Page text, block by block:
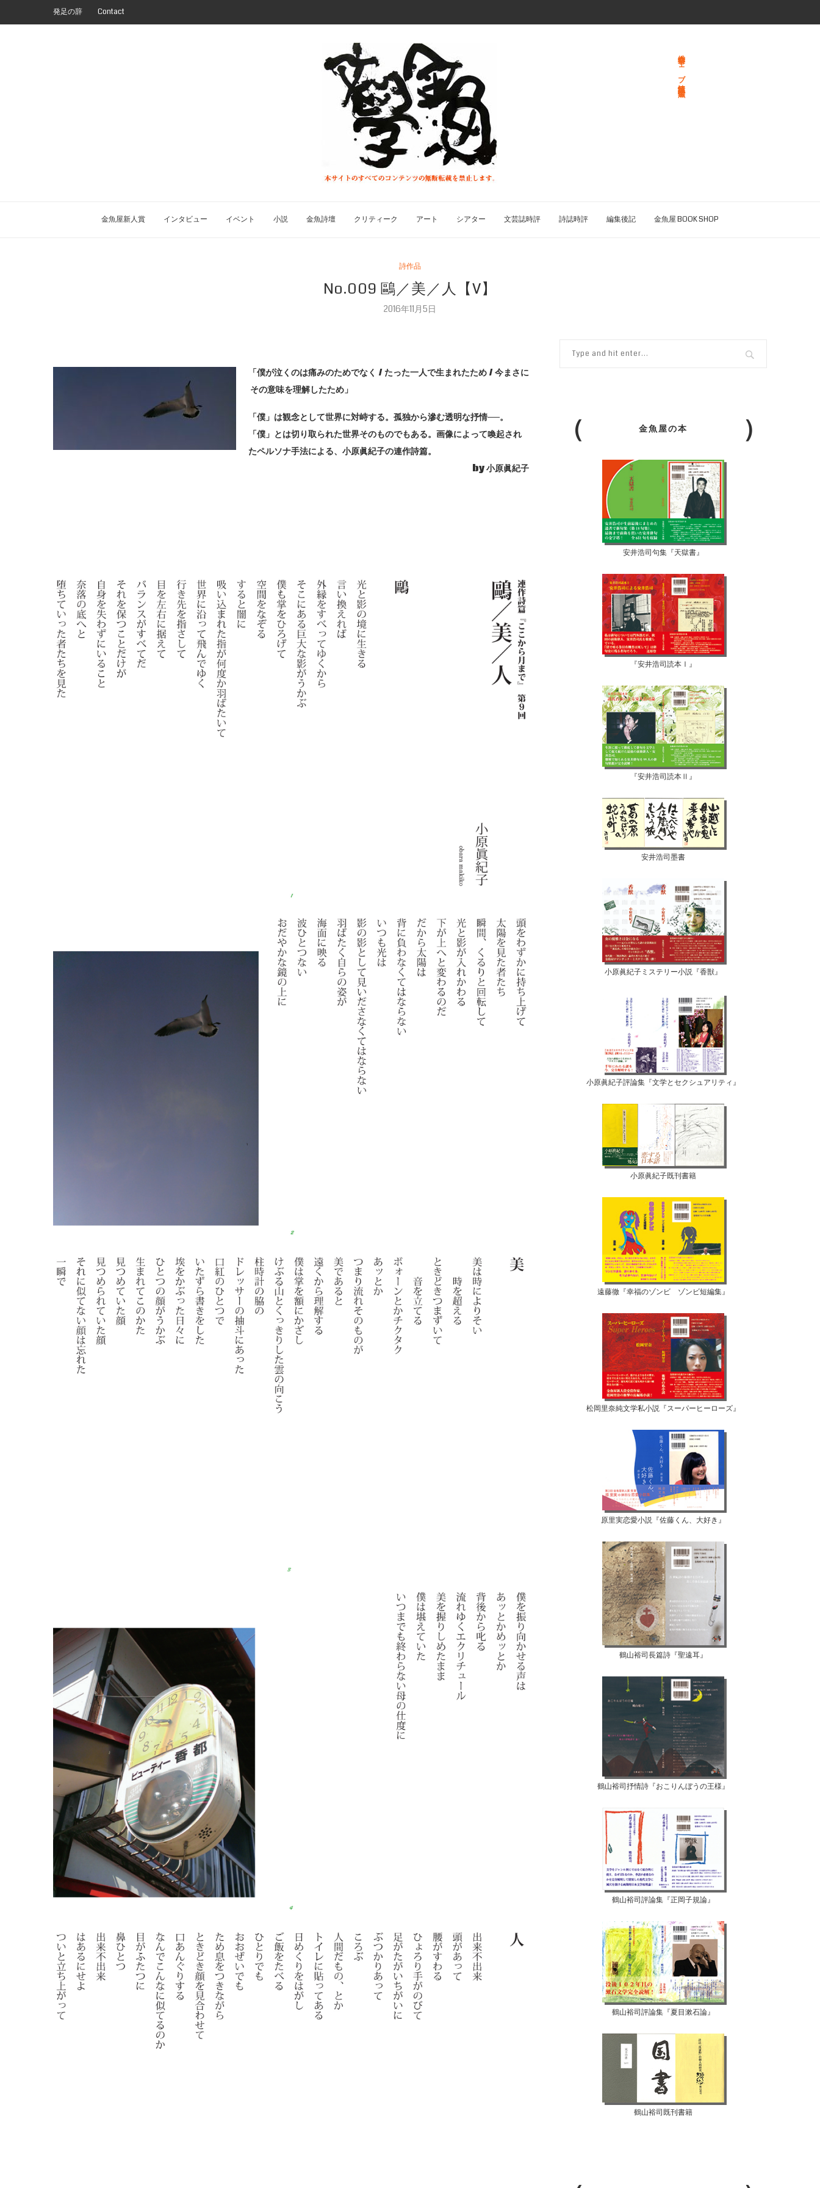
発足の辞 Contact
総合文学ウェブ情報誌 文学金魚
金魚屋新人賞 インタビュー イベント 小説 金魚詩壇 クリティーク アート シアター 文芸誌時評 詩誌時評 編集後記 金魚屋 BOOK SHOP
詩作品
No.009 鷗／美／人【V】
2016年11月5日
「僕が泣くのは痛みのためでなく / たった一人で生まれたため / 今まさに
その意味を理解したため」
「僕」は観念として世界に対峙する。孤独から滲む透明な抒情──。
「僕」とは切り取られた世界そのものでもある。画像によって喚起され
たペルソナ手法による、小原眞紀子の連作詩篇。
by 小原眞紀子
金魚屋の本
安井浩司句集『天獄書』
『安井浩司読本Ⅰ』
『安井浩司読本Ⅱ』
安井浩司墨書
小原眞紀子ミステリー小説『香獣』
小原眞紀子評論集『文学とセクシュアリティ』
小原眞紀子既刊書籍
遠藤徹『幸福のゾンビ ゾンビ短編集』
松岡里奈純文学私小説『スーパーヒーローズ』
原里実恋愛小説『佐藤くん、大好き』
鶴山裕司長篇詩『聖遠耳』
鶴山裕司抒情詩『おこりんぼうの王様』
鶴山裕司評論集『正岡子規論』
鶴山裕司評論集『夏目漱石論』
鶴山裕司既刊書籍